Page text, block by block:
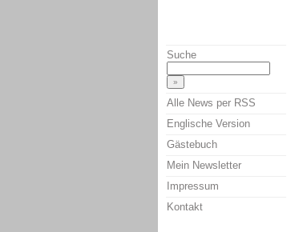
Suche
Alle News per RSS
Englische Version
Gästebuch
Mein Newsletter
Impressum
Kontakt